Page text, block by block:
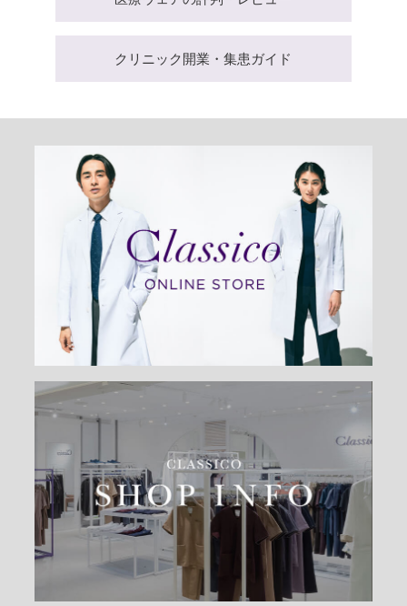
クリニック開業・集患ガイド